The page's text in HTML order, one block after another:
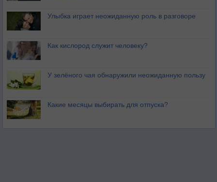
Улыбка играет неожиданную роль в разговоре
Как кислород служит человеку?
У зелёного чая обнаружили неожиданную пользу
Какие месяцы выбирать для отпуска?